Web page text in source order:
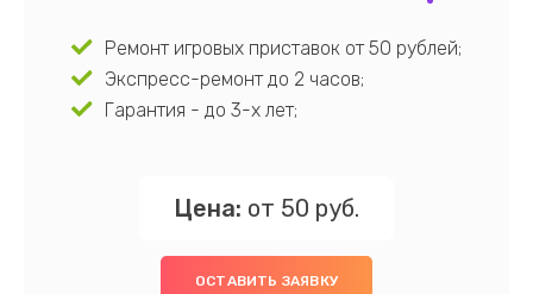
Ремонт игровых приставок от 50 рублей;
Экспресс-ремонт до 2 часов;
Гарантия - до 3-х лет;
Цена: от 50 руб.
ОСТАВИТЬ ЗАЯВКУ